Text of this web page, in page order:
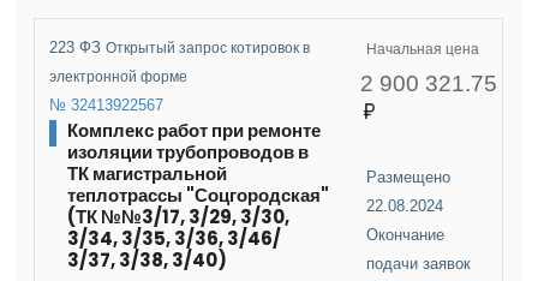
223 ФЗОткрытый запрос котировок в
электронной форме
№ 32413922567
Комплекс работ при ремонте
изоляции трубопроводов в
ТК магистральной
теплотрассы "Соцгородская"
(ТК №№3/17, 3/29, 3/30,
3/34, 3/35, 3/36, 3/46/
3/37, 3/38, 3/40)
Начальная цена
2 900 321.75
Размещено
22.08.2024
Окончание
подачи заявок